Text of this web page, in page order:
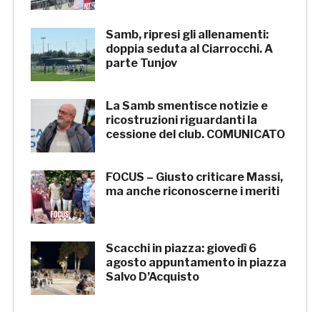
Samb, ripresi gli allenamenti:
doppia seduta al Ciarrocchi. A
parte Tunjov
La Samb smentisce notizie e
ricostruzioni riguardanti la
cessione del club. COMUNICATO
FOCUS – Giusto criticare Massi,
ma anche riconoscerne i meriti
Scacchi in piazza: giovedì 6
agosto appuntamento in piazza
Salvo D’Acquisto